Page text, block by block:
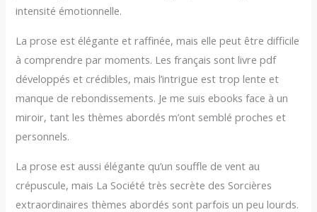
intensité émotionnelle.
La prose est élégante et raffinée, mais elle peut être difficile
à comprendre par moments. Les français sont livre pdf
développés et crédibles, mais l’intrigue est trop lente et
manque de rebondissements. Je me suis ebooks face à un
miroir, tant les thèmes abordés m’ont semblé proches et
personnels.
La prose est aussi élégante qu’un souffle de vent au
crépuscule, mais La Société très secrète des Sorcières
extraordinaires thèmes abordés sont parfois un peu lourds.